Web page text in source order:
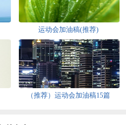
运动会加油稿(推荐)
（推荐）运动会加油稿15篇